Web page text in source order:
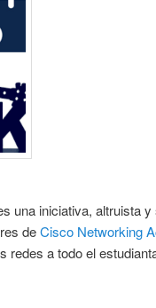
una iniciativa, altruista y
deCisco Networking
redes a todo el